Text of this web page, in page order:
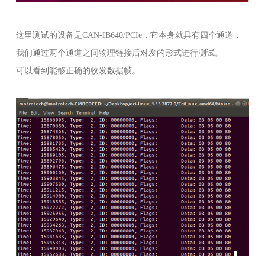
这里测试的设备是CAN-IB640/PCIe ，它本身就具有四个通道，
我们通过两个通道之间物理链接后对发的形式进行测试。
可以看到能够正确的收发数据帧。